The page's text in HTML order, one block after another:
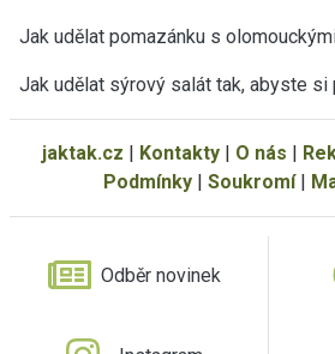
Jak udělat pomazánku s
Jak udělat sýrový salát tak, abyste si
jaktak.cz | Kontakty| O nás |
Podmínky| Soukromí|
Odběr novinek